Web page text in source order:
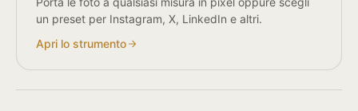
un preset per Instagram, X, LinkedIn e altri.
Apri lo strumento